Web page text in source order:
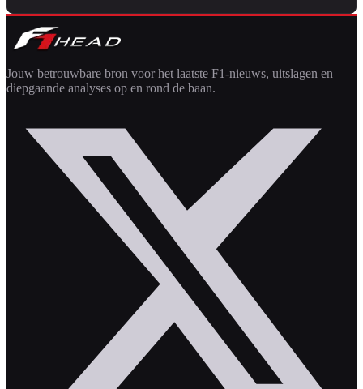
Jouw betrouwbare bron voor het laatste F1-nieuws, uitslagen en
diepgaande analyses op en rond de baan.